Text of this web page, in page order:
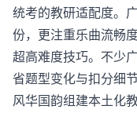
统考的教研适配度。
份，更注重乐曲流畅
超高难度技巧。不少
省题型变化与扣分细
风华国韵组建本土化